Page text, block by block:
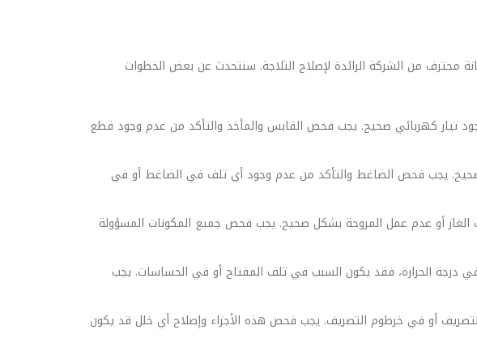
محترف من الشركة الرائدة لإصلاح الثلاجة. سنتحدث عن بعض الخطوات
تيار كهربائي صحيح. يجب فحص القابس والمأخذ والتأكد من عدم وجود قطع
يجب فحص الضاغط والتأكد من عدم وجود أي تلف في الضاغط أو في
أو عدم عمل المروحة بشكل صحيح. يجب فحص جميع المكونات المسؤولة
الحرارة، فقد يكون السبب في تلف المفتاح أو في الحساسات. يجب
أو في خرطوم التصريف. يجب فحص هذه الأجزاء وإصلاح أي خلل قد يكون